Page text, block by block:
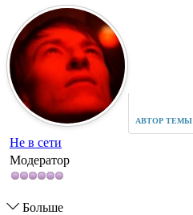
АВТОР ТЕМЫ
Не в сети
Модератор
Больше